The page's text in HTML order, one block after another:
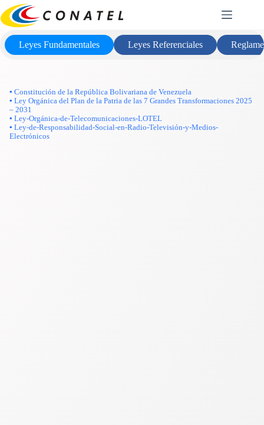
Saltar
al
contenido
Marco Legal
Leyes Fundamentales Leyes Referenciales
▪ Constitución de la República Bolivariana de Venezuela
▪ Ley Orgánica del Plan de la Patria de las 7 Grandes Transformaciones 2025
– 2031
▪ Ley-Orgánica-de-Telecomunicaciones-LOTEL
▪ Ley-de-Responsabilidad-Social-en-Radio-Televisión-y-Medios-
Electrónicos